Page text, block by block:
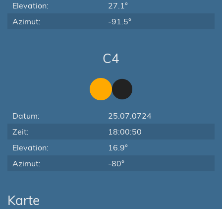
Elevation:
27.1°
Azimut:
-91.5°
C4
Datum:
25.07.0724
Zeit:
18:00:50
Elevation:
16.9°
Azimut:
-80°
Karte